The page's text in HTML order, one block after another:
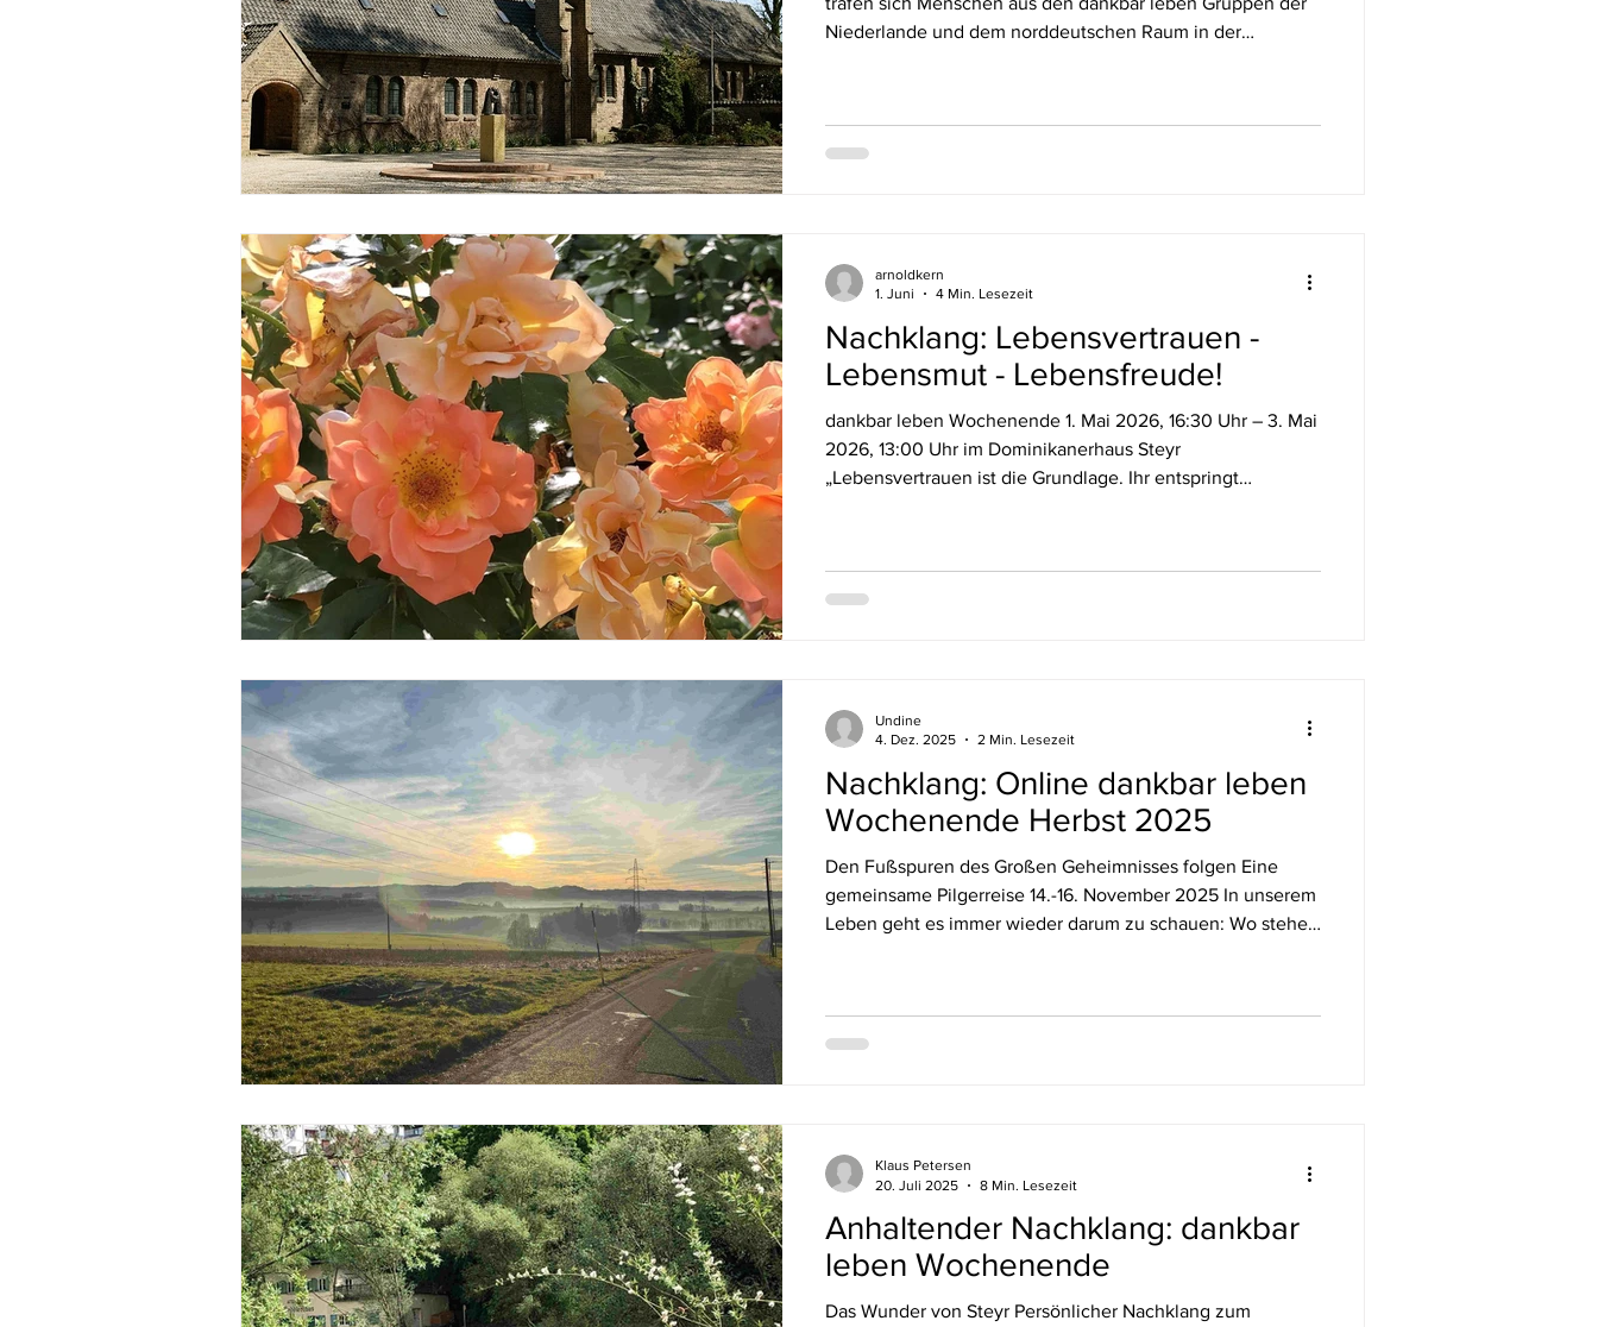
Niederlande und dem norddeutschen Raum in der
Trauer um einen verstorbenen sowie einen kurzfristig
Nachklang: Lebensvertrauen -
Lebensmut - Lebensfreude!
dankbar leben Wochenende 1. Mai 2026, 16:30 Uhr – 3. Mai
2026, 13:00 Uhr im Dominikanerhaus Steyr
„Lebensvertrauen ist die Grundlage. Ihr entspringt
auf eigene Weise, getragen vom göttlichen Licht … Das
arnoldkern
1. Juni
4 Min. Lesezeit
Nachklang: Online dankbar leben
Wochenende Herbst 2025
Den Fußspuren des Großen Geheimnisses folgen Eine
gemeinsame Pilgerreise 14.-16. November 2025 In unserem
Leben geht es immer wieder darum zu schauen: Wo stehen
Pilgerreise. Der Erfolg einer Reise hängt davon ab, ob man
Undine
4. Dez. 2025
2 Min. Lesezeit
Anhaltender Nachklang: dankbar
leben Wochenende
Das Wunder von Steyr Persönlicher Nachklang zum
Klaus Petersen
20. Juli 2025
8 Min. Lesezeit